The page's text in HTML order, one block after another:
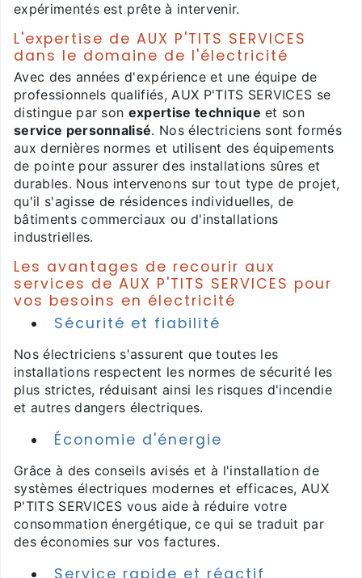
expérimentés est prête à intervenir.
L'expertise de AUX P'TITS SERVICES
dans le domaine de l'électricité
Avec des années d'expérience et une équipe de
professionnels qualifiés, AUX P'TITS SERVICES se
distingue par son expertise technique et son
service personnalisé. Nos électriciens sont formés
aux dernières normes et utilisent des équipements
de pointe pour assurer des installations sûres et
durables. Nous intervenons sur tout type de projet,
qu'il s'agisse de résidences individuelles, de
bâtiments commerciaux ou d'installations
industrielles.
Les avantages de recourir aux
services de AUX P'TITS SERVICES pour
vos besoins en électricité
Sécurité et fiabilité
Nos électriciens s'assurent que toutes les
installations respectent les normes de sécurité les
plus strictes, réduisant ainsi les risques d'incendie
et autres dangers électriques.
Économie d'énergie
Grâce à des conseils avisés et à l'installation de
systèmes électriques modernes et efficaces, AUX
P'TITS SERVICES vous aide à réduire votre
consommation énergétique, ce qui se traduit par
des économies sur vos factures.
Service rapide et réactif